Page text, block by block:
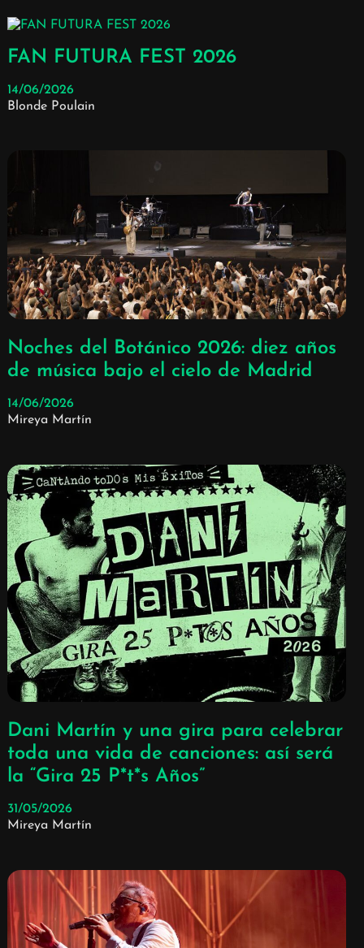
FAN FUTURA FEST 2026
14/06/2026
Blonde Poulain
Noches del Botánico 2026: diez años
de música bajo el cielo de Madrid
14/06/2026
Mireya Martín
Dani Martín y una gira para celebrar
toda una vida de canciones: así será
la “Gira 25 P*t*s Años”
31/05/2026
Mireya Martín